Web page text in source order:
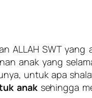
ALLAH SWT yang
anak yang
untuk apa
anaksehingga